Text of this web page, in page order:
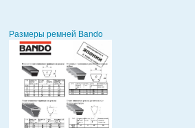
Размеры ремней Bando